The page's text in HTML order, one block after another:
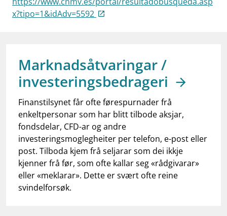
work_outlineJobb hos oss
x?tipo=1&idAdv=5592
Marknadsåtvaringar /
investeringsbedrageri
Finanstilsynet får ofte førespurnader frå
enkeltpersonar som har blitt tilbode aksjar,
fondsdelar, CFD-ar og andre
investeringsmoglegheiter per telefon, e-post eller
post. Tilboda kjem frå seljarar som dei ikkje
kjenner frå før, som ofte kallar seg «rådgivarar»
eller «meklarar». Dette er svært ofte reine
svindelforsøk.